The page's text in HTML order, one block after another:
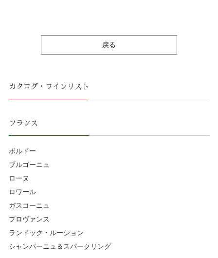
戻る
カタログ・ワインリスト
フランス
ボルドー
ブルゴーニュ
ローヌ
ロワール
ガスコーニュ
プロヴァンス
ランドック・ルーション
シャンパーニュ＆スパークリング